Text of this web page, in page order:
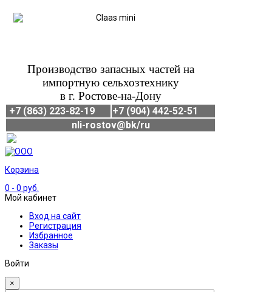
Производство запасных частей на
импортную сельхозтехнику
в г. Ростове-на-Дону
+7 (863) 223-82-19
+7 (904) 442-52-51
nli-rostov@bk/ru
Корзина
0 - 0 руб.
Мой кабинет
Вход на сайт
Регистрация
Избранное
Заказы
Войти
×